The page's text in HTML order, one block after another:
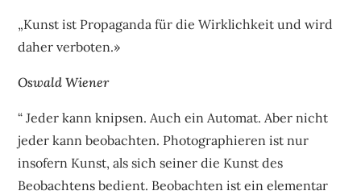
„Kunst ist Propaganda für die Wirklichkeit und wird
daher verboten.»
Oswald Wiener
“ Jeder kann knipsen. Auch ein Automat. Aber nicht
jeder kann beobachten. Photographieren ist nur
insofern Kunst, als sich seiner die Kunst des
Beobachtens bedient. Beobachten ist ein elementar